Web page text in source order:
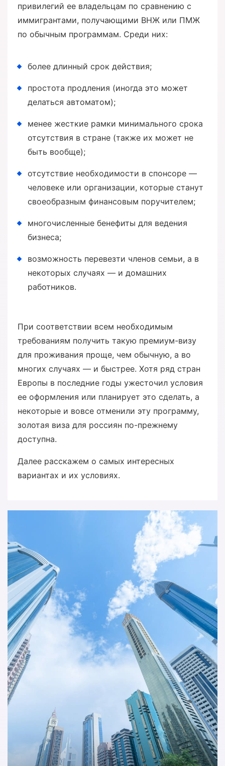
привилегий ее владельцам по сравнению с
иммигрантами, получающими ВНЖ или ПМЖ
по обычным программам. Среди них:
более длинный срок действия;
простота продления (иногда это может
делаться автоматом);
менее жесткие рамки минимального срока
отсутствия в стране (также их может не
быть вообще);
отсутствие необходимости в спонсоре —
человеке или организации, которые станут
своеобразным финансовым поручителем;
многочисленные бенефиты для ведения
бизнеса;
возможность перевезти членов семьи, а в
некоторых случаях — и домашних
работников.
При соответствии всем необходимым
требованиям получить такую премиум-визу
для проживания проще, чем обычную, а во
многих случаях — и быстрее. Хотя ряд стран
Европы в последние годы ужесточил условия
ее оформления или планирует это сделать, а
некоторые и вовсе отменили эту программу,
золотая виза для россиян по-прежнему
доступна.
Далее расскажем о самых интересных
вариантах и их условиях.